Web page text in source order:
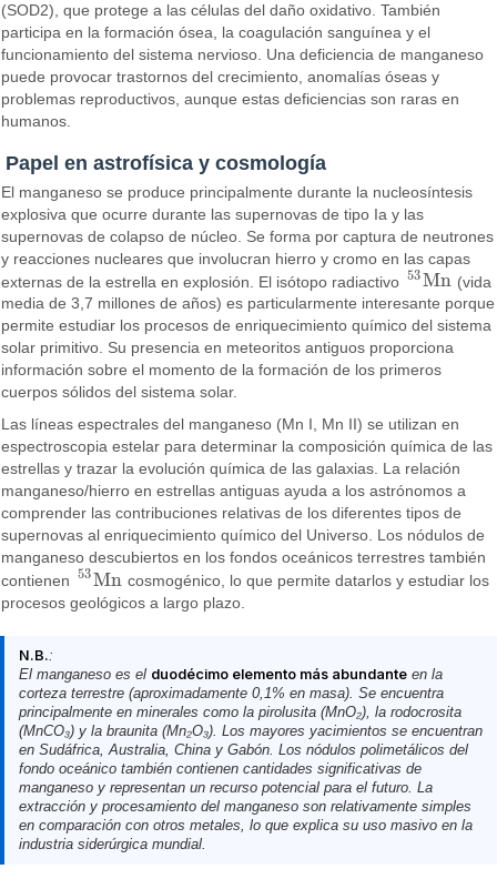
(SOD2), que protege a las células del daño oxidativo. También
participa en la formación ósea, la coagulación sanguínea y el
funcionamiento del sistema nervioso. Una deficiencia de manganeso
puede provocar trastornos del crecimiento, anomalías óseas y
problemas reproductivos, aunque estas deficiencias son raras en
humanos.
Papel en astrofísica y cosmología
El manganeso se produce principalmente durante la nucleosíntesis
explosiva que ocurre durante las supernovas de tipo Ia y las
supernovas de colapso de núcleo. Se forma por captura de neutrones
y reacciones nucleares que involucran hierro y cromo en las capas
externas de la estrella en explosión. El isótopo radiactivo 53Mn
53Mn
(vida
media de 3,7 millones de años) es particularmente interesante porque
permite estudiar los procesos de enriquecimiento químico del sistema
solar primitivo. Su presencia en meteoritos antiguos proporciona
información sobre el momento de la formación de los primeros
cuerpos sólidos del sistema solar.
Las líneas espectrales del manganeso (Mn I, Mn II) se utilizan en
espectroscopia estelar para determinar la composición química de las
estrellas y trazar la evolución química de las galaxias. La relación
manganeso/hierro en estrellas antiguas ayuda a los astrónomos a
comprender las contribuciones relativas de los diferentes tipos de
supernovas al enriquecimiento químico del Universo. Los nódulos de
manganeso descubiertos en los fondos oceánicos terrestres también
contienen 53Mn
53Mn
cosmogénico, lo que permite datarlos y estudiar los
procesos geológicos a largo plazo.
N.B.:
El manganeso es el duodécimo elemento más abundanteen la
corteza terrestre (aproximadamente 0,1% en masa). Se encuentra
principalmente en minerales como la pirolusita (MnO₂), la rodocrosita
(MnCO₃) y la braunita (Mn₂O₃). Los mayores yacimientos se encuentran
en Sudáfrica, Australia, China y Gabón. Los nódulos polimetálicos del
fondo oceánico también contienen cantidades significativas de
manganeso y representan un recurso potencial para el futuro. La
extracción y procesamiento del manganeso son relativamente simples
en comparación con otros metales, lo que explica su uso masivo en la
industria siderúrgica mundial.